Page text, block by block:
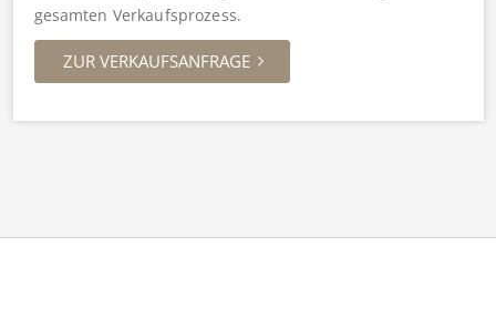
gesamten Verkaufsprozess.
ZUR VERKAUFSANFRAGE